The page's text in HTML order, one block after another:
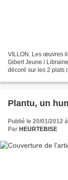
VILLON. Les œuvres
Gibert Jeune /
décoré sur les 2 plats
Plantu, un
Publié le 20/01/2012
Par HEURTEBISE